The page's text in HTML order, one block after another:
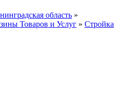
область »
Товаров и Услуг » Стройка